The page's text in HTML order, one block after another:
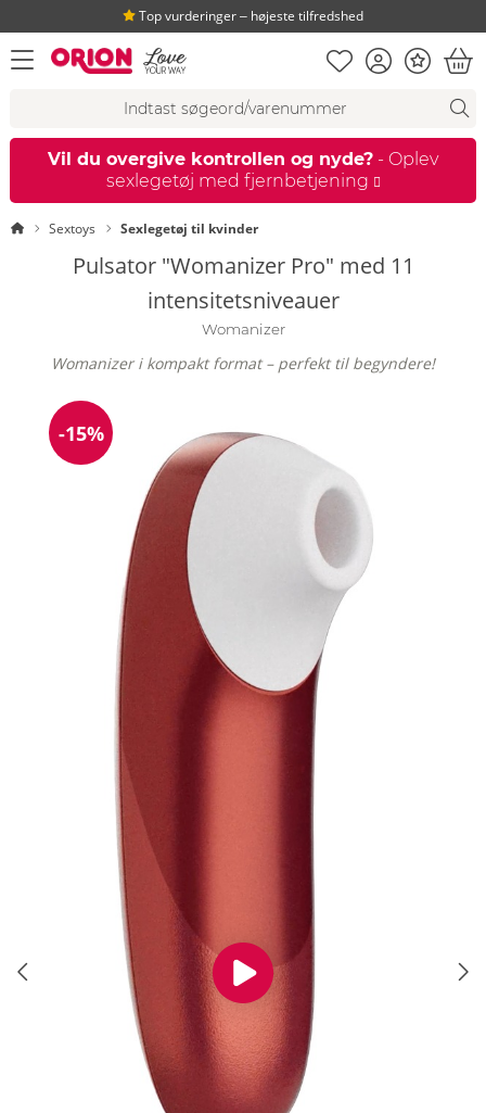
Top vurderinger ‒ højeste tilfredshed
åbn menu Huskeseddel
Kundekonto
Bonus
Vil du overgive kontrollen og nyde? - Oplev
sexlegetøj med fjernbetjening
Startside
Sextoys Sexlegetøj til kvinder
Pulsator "Womanizer Pro" med 11
intensitetsniveauer
Womanizer
Womanizer i kompakt format – perfekt til begyndere!
Rabat
-15%